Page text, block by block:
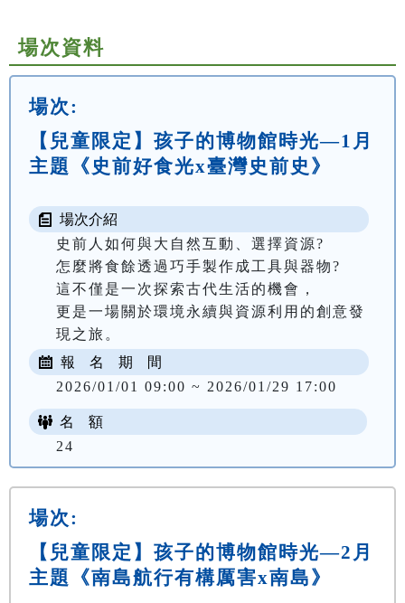
場次資料
場次:
【兒童限定】孩子的博物館時光—1月
主題《史前好食光x臺灣史前史》
場次介紹
史前人如何與大自然互動、選擇資源?
怎麼將食餘透過巧手製作成工具與器物?
這不僅是一次探索古代生活的機會，
更是一場關於環境永續與資源利用的創意發
報 名 期 間
2026/01/01 09:00 ~ 2026/01/29 17:00
名 額
24
場次:
【兒童限定】孩子的博物館時光—2月
主題《南島航行有構厲害x南島》